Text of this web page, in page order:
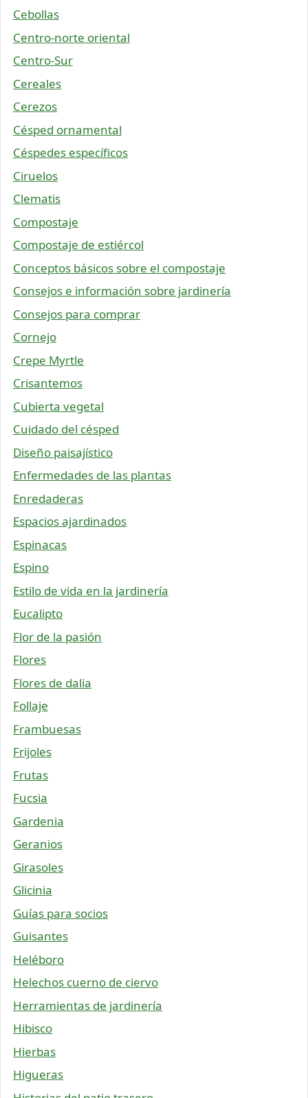
Cebollas
Centro-norte oriental
Centro-Sur
Cereales
Cerezos
Césped ornamental
Céspedes específicos
Ciruelos
Clematis
Compostaje
Compostaje de estiércol
Conceptos básicos sobre el compostaje
Consejos e información sobre jardinería
Consejos para comprar
Cornejo
Crepe Myrtle
Crisantemos
Cubierta vegetal
Cuidado del césped
Diseño paisajístico
Enfermedades de las plantas
Enredaderas
Espacios ajardinados
Espinacas
Espino
Estilo de vida en la jardinería
Eucalipto
Flor de la pasión
Flores
Flores de dalia
Follaje
Frambuesas
Frijoles
Frutas
Fucsia
Gardenia
Geranios
Girasoles
Glicinia
Guías para socios
Guisantes
Heléboro
Helechos cuerno de ciervo
Herramientas de jardinería
Hibisco
Hierbas
Higueras